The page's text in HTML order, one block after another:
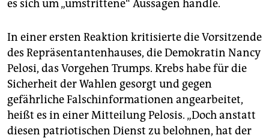
es sich um „umstrittene“ Aussagen handle.
In einer ersten Reaktion kritisierte die Vorsitzende
des Repräsentantenhauses, die Demokratin Nancy
Pelosi, das Vorgehen Trumps. Krebs habe für die
Sicherheit der Wahlen gesorgt und gegen
gefährliche Falschinformationen angearbeitet,
heißt es in einer Mitteilung Pelosis. „Doch anstatt
diesen patriotischen Dienst zu belohnen, hat der